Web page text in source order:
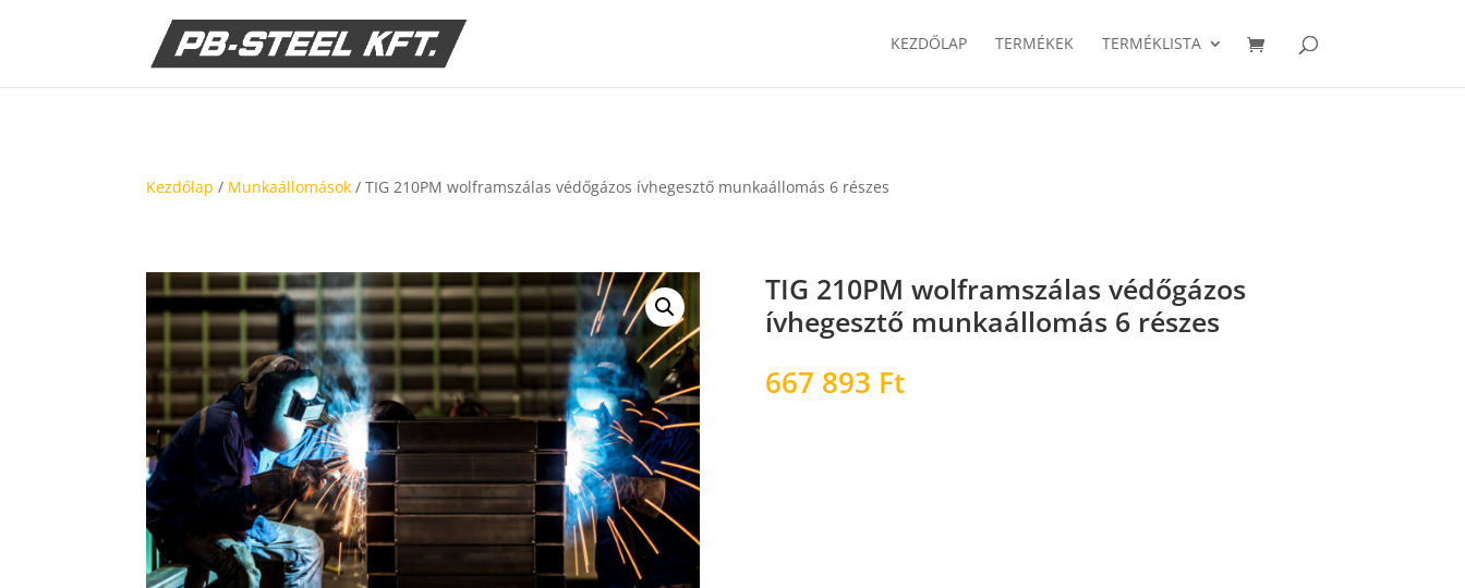
KEZDŐLAP TERMÉKEK TERMÉKLISTA
Kezdőlap / Munkaállomások / TIG 210PM wolframszálas védőgázos ívhegesztő munkaállomás 6 részes
TIG 210PM wolframszálas védőgázos
ívhegesztő munkaállomás 6 részes
667 893 Ft